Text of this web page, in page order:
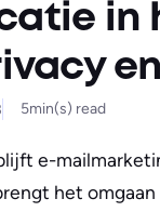
in
5min(s) read
e-
het